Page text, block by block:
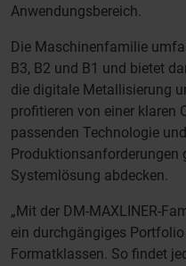
Anwendungsbereich.
Die Maschinenfamilie
B3, B2 und B1 und bietet
die digitale Metallisierung
profitieren von einer klaren
passenden Technologie
Produktionsanforderungen
Systemlösung abdecken.
„Mit der DM-MAXLINER-
ein durchgängiges
Formatklassen. So findet